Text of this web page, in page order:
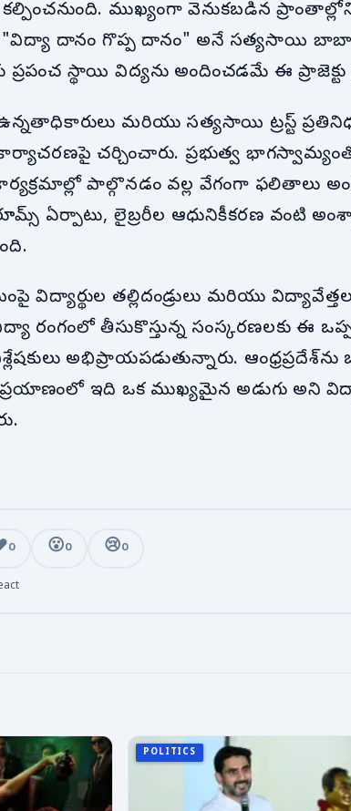
ముఖ్యంగా వెనుకబడిన ప్రాంతాల్లోని
"విద్యా దానం గొప్ప దానం" అనే సత్యసాయి బాబా
ప్రపంచ స్థాయి విద్యను అందించడమే ఈ ప్రాజెక్టు
మరియు సత్యసాయి ట్రస్ట్
కార్యాచరణపై చర్చించారు. ప్రభుత్వ
పాల్గొనడం వల్ల వేగంగా ఫలితాలు
రూమ్స్ ఏర్పాటు, లైబ్రరీల ఆధునికీకరణ వంటి
తల్లిదండ్రులు మరియు విద్యావేత్తలు
రంగంలో తీసుకొస్తున్న సంస్కరణలకు ఈ
అభిప్రాయపడుతున్నారు.
ప్రయాణంలో ఇది ఒక ముఖ్యమైన అడుగు
0 😮0 😢0
POLITICS